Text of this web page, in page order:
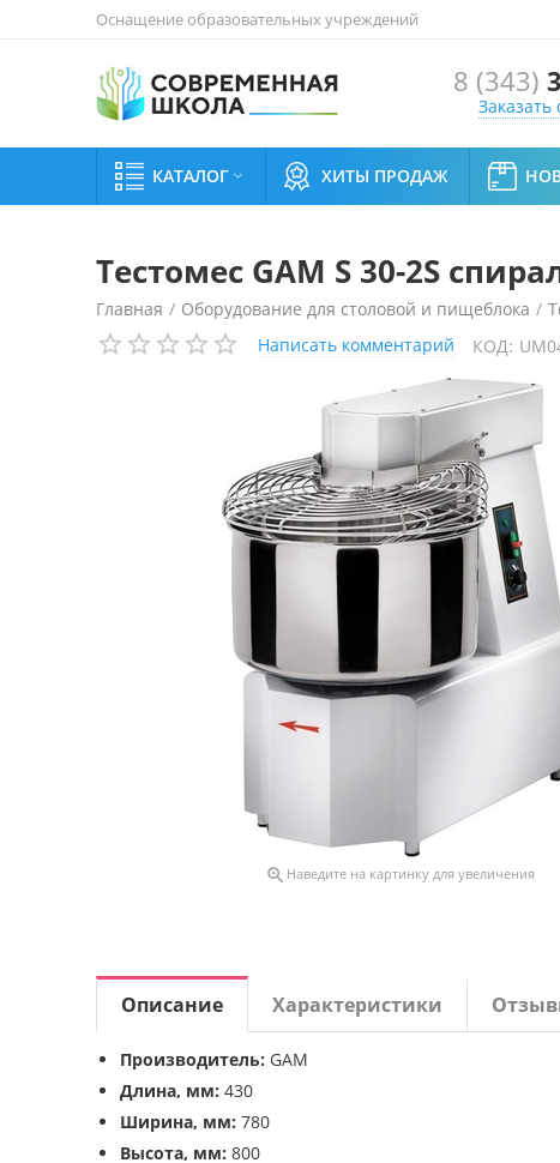
Оснащение образовательных учреждений
8 (343)
КАТАЛОГ  ХИТЫ ПРОДАЖ
Тестомес GAM S 30-2S
Главная / Оборудование для столовой и пищеблока /
Тестомес GAM S 30-2S спиральный
Написать комментарий КОД:
 Наведите на картинку для увеличения
Описание Характеристики
Производитель: GAM
Длина, мм: 430
Ширина, мм: 780
Высота, мм: 800